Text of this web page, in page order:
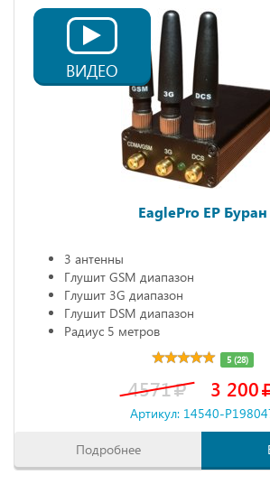
ВИДЕО
EaglePro EP Буран
3 антенны
Глушит GSM диапазон
Глушит 3G диапазон
Глушит DSM диапазон
Радиус 5 метров
5 (28)
4571 3 200
Артикул: 14540-
Подробнее